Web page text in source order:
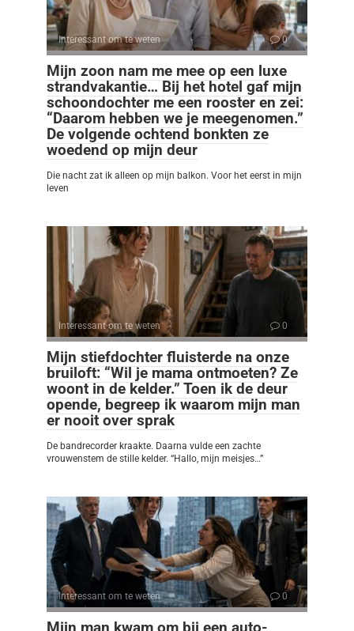
Interessant om te weten 0
Mijn zoon nam me mee op een luxe
strandvakantie… Bij het hotel gaf mijn
schoondochter me een rooster en zei:
“Daarom hebben we je meegenomen.”
De volgende ochtend bonkten ze
woedend op mijn deur
Die nacht zat ik alleen op mijn balkon. Voor het eerst in mijn
leven
Interessant om te weten 0
Mijn stiefdochter fluisterde na onze
bruiloft: “Wil je mama ontmoeten? Ze
woont in de kelder.” Toen ik de deur
opende, begreep ik waarom mijn man
er nooit over sprak
De bandrecorder kraakte. Daarna vulde een zachte
vrouwenstem de stille kelder. “Hallo, mijn meisjes…”
Interessant om te weten 0
Mijn man kwam om bij een auto-